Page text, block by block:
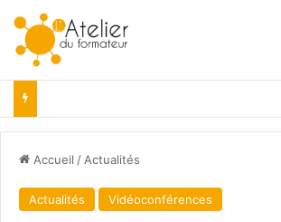
Accueil / Actualités
Actualités Vidéoconférences